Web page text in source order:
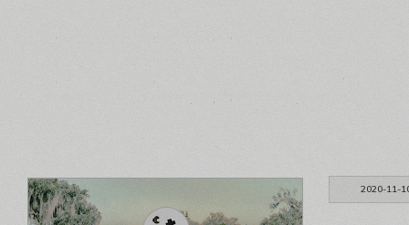
2020-11-